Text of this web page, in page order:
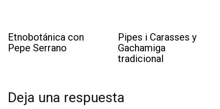
Etnobotánica con
Pepe Serrano
Pipes i Carasses y
Gachamiga
tradicional
Deja una respuesta